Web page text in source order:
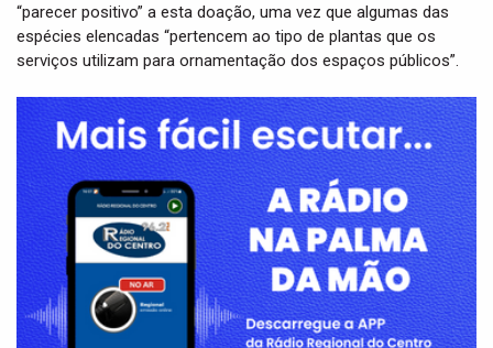
“parecer positivo” a esta doação, uma vez que algumas das
espécies elencadas “pertencem ao tipo de plantas que os
serviços utilizam para ornamentação dos espaços públicos”.